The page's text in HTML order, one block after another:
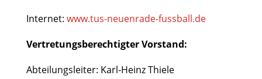
Internet: www.tus-neuenrade-fussball.de
Vertretungsberechtigter Vorstand:
Abteilungsleiter: Karl-Heinz Thiele